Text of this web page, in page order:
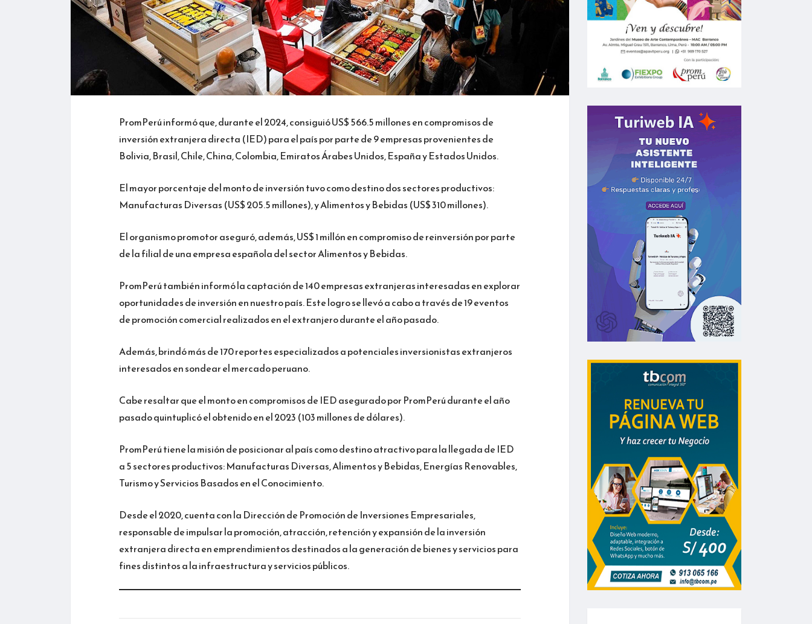
PromPerú informó que, durante el 2024, consiguió US$ 566.5 millones en compromisos de
inversión extranjera directa (IED) para el país por parte de 9 empresas provenientes de
Bolivia, Brasil, Chile, China, Colombia, Emiratos Árabes Unidos, España y Estados Unidos.
El mayor porcentaje del monto de inversión tuvo como destino dos sectores productivos:
Manufacturas Diversas (US$ 205.5 millones), y Alimentos y Bebidas (US$ 310 millones).
El organismo promotor aseguró, además, US$ 1 millón en compromiso de reinversión por parte
de la filial de una empresa española del sector Alimentos y Bebidas.
PromPerú también informó la captación de 140 empresas extranjeras interesadas en explorar
oportunidades de inversión en nuestro país. Este logro se llevó a cabo a través de 19 eventos
de promoción comercial realizados en el extranjero durante el año pasado.
Además, brindó más de 170 reportes especializados a potenciales inversionistas extranjeros
interesados en sondear el mercado peruano.
Cabe resaltar que el monto en compromisos de IED asegurado por PromPerú durante el año
pasado quintuplicó el obtenido en el 2023 (103 millones de dólares).
PromPerú tiene la misión de posicionar al país como destino atractivo para la llegada de IED
a 5 sectores productivos: Manufacturas Diversas, Alimentos y Bebidas, Energías Renovables,
Turismo y Servicios Basados en el Conocimiento.
Desde el 2020, cuenta con la Dirección de Promoción de Inversiones Empresariales,
responsable de impulsar la promoción, atracción, retención y expansión de la inversión
extranjera directa en emprendimientos destinados a la generación de bienes y servicios para
fines distintos a la infraestructura y servicios públicos.